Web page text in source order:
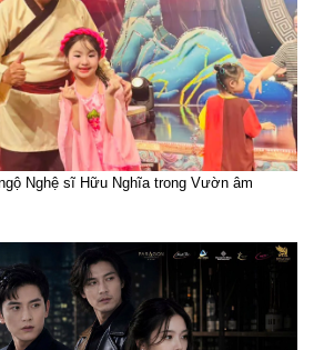
Nghệ sĩ Hữu Nghĩa trong Vườn âm